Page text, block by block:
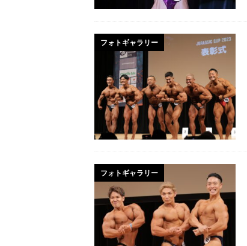
フォトギャラリー
フォトギャラリー